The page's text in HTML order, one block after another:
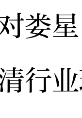
娄
行